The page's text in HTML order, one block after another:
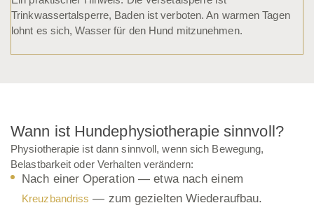
Trinkwassertalsperre, Baden ist verboten. An warmen Tagen
lohnt es sich, Wasser für den Hund mitzunehmen.
Wann ist Hundephysiotherapie sinnvoll?
Physiotherapie ist dann sinnvoll, wenn sich Bewegung,
Belastbarkeit oder Verhalten verändern:
Nach einer Operation — etwa nach einem
Kreuzbandriss — zum gezielten Wiederaufbau.